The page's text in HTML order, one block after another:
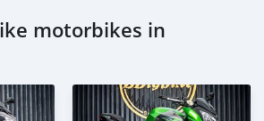
motorbikes in